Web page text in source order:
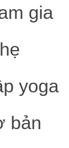
gia
yoga
bản